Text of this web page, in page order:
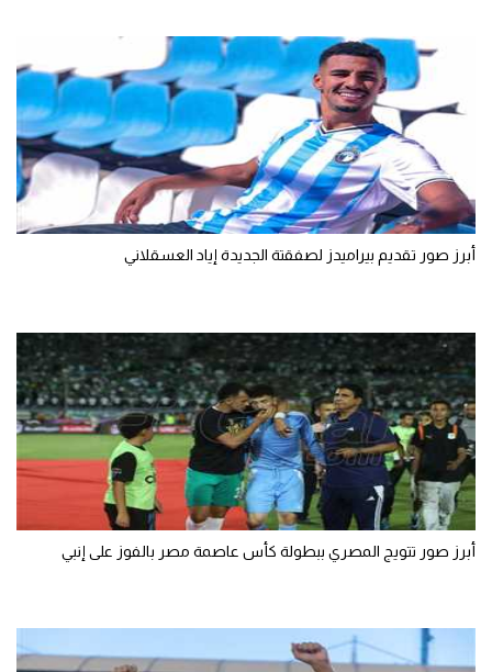
أبرز صور تقديم بيراميدز لصفقتة الجديدة إياد العسقلاني
أبرز صور تتويج المصري ببطولة كأس عاصمة مصر بالفوز على إنبي